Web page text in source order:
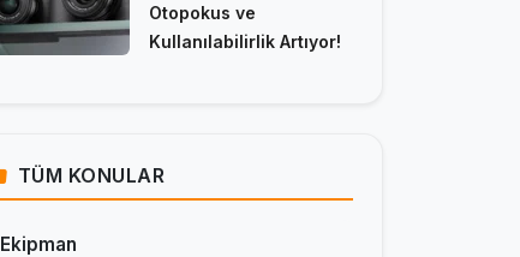
Otopokus ve
Kullanılabilirlik Artıyor!
TÜM KONULAR
Ekipman